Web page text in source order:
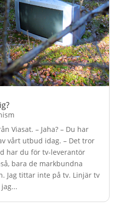
Viasat. – Jaha? – Du har
vårt utbud idag. – Det tror
har du för tv-leverantör
bara de markbundna
Jag tittar inte på tv. Linjär tv